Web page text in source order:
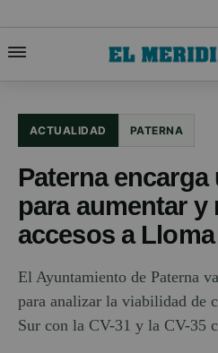
ACTUALIDAD PATERNA
Paterna
para aumentar y
accesos a
El Ayuntamiento de Paterna
para analizar la viabilidad de
Sur con la CV-31 y la CV-35